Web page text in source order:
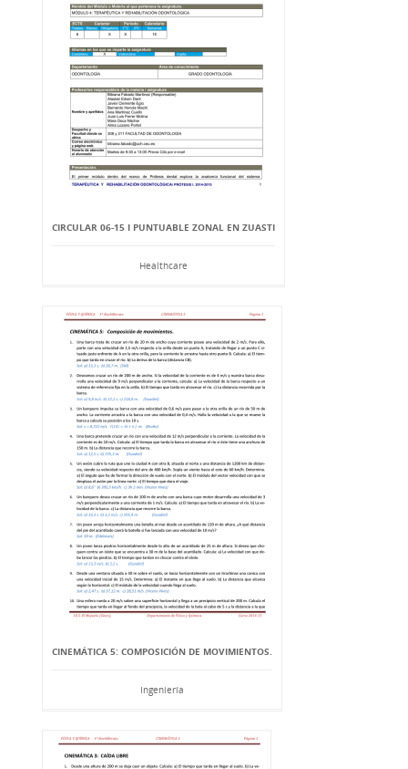
CIRCULAR 06-15 I PUNTUABLE ZONAL EN ZUASTI
Healthcare
CINEMÁTICA 5: COMPOSICIÓN DE MOVIMIENTOS.
Ingeniería